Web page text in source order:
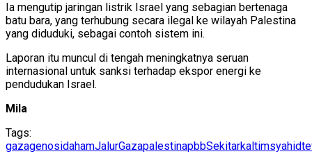
Ia mengutip jaringan listrik Israel yang sebagian bertenaga
batu bara, yang terhubung secara ilegal ke wilayah Palestina
yang diduduki, sebagai contoh sistem ini.
Laporan itu muncul di tengah meningkatnya seruan
internasional untuk sanksi terhadap ekspor energi ke
pendudukan Israel.
Mila
Tags:
gazagenosidahamJalurGazapalestinapbbSekitarkaltimsyahid